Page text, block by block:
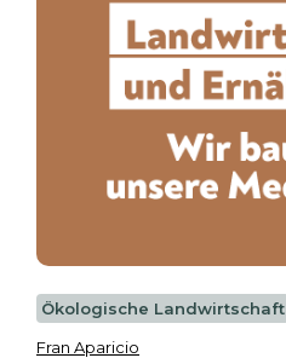
Ökologische Landwirtschaft
Fran Aparicio